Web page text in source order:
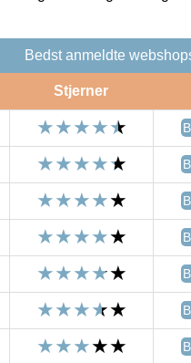
Bedst anmeldte
Stjerner